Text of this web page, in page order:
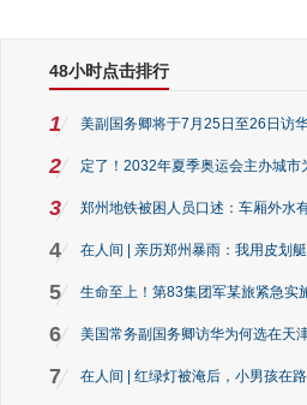
48小时点击排行
1 美副国务卿将于7月25日至26日访
2 定了！2032年夏季奥运会主办城市
3 郑州地铁被困人员口述：车厢外水
4 在人间 | 亲历郑州暴雨：我用皮划
5 生命至上！第83集团军某旅紧急实
6 美国常务副国务卿访华为何选在天
7 在人间 | 红绿灯被淹后，小男孩在